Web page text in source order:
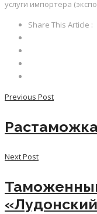
услуги импортера
Share This Article :
Previous Post
Next Post